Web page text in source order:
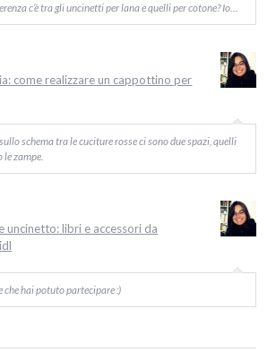
c’è tra gli uncinetti per lana e quelli per cotone? Io…
come realizzare un cappottino per
schema tra le cuciture rosse ci sono due spazi, quelli
zampe.
uncinetto: libri e accessori da
che hai potuto partecipare :)